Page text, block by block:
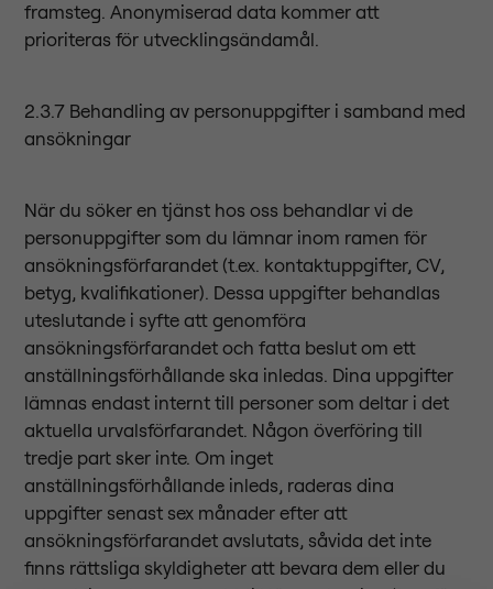
framsteg. Anonymiserad data kommer att
prioriteras för utvecklingsändamål.
2.3.7 Behandling av personuppgifter i samband med
ansökningar
När du söker en tjänst hos oss behandlar vi de
personuppgifter som du lämnar inom ramen för
ansökningsförfarandet (t.ex. kontaktuppgifter, CV,
betyg, kvalifikationer). Dessa uppgifter behandlas
uteslutande i syfte att genomföra
ansökningsförfarandet och fatta beslut om ett
anställningsförhållande ska inledas. Dina uppgifter
lämnas endast internt till personer som deltar i det
aktuella urvalsförfarandet. Någon överföring till
tredje part sker inte. Om inget
anställningsförhållande inleds, raderas dina
uppgifter senast sex månader efter att
ansökningsförfarandet avslutats, såvida det inte
finns rättsliga skyldigheter att bevara dem eller du